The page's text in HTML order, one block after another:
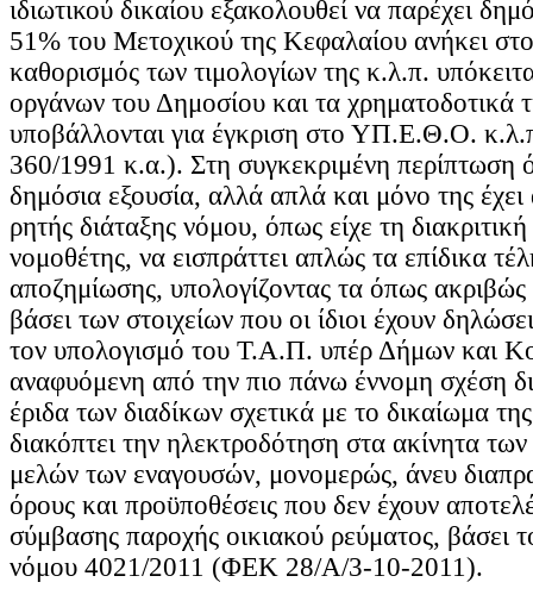
ιδιωτικού δικαίου εξακολουθεί να παρέχει
51% του Μετοχικού της Κεφαλαίου ανήκει
καθορισμός των τιμολογίων της κ.λ.π.
οργάνων του Δημοσίου και τα χρηματοδοτικά
υποβάλλονται για έγκριση στο ΥΠ.Ε.Θ.Ο.
360/1991 κ.α.). Στη συγκεκριμένη περίπτωση
δημόσια εξουσία, αλλά απλά και μόνο της έχει
ρητής διάταξης νόμου, όπως είχε τη
νομοθέτης, να εισπράττει απλώς τα επίδικα
αποζημίωσης, υπολογίζοντας τα όπως
βάσει των στοιχείων που οι ίδιοι έχουν
τον υπολογισμό του Τ.Α.Π. υπέρ Δήμων και
αναφυόμενη από την πιο πάνω έννομη σχέση
έριδα των διαδίκων σχετικά με το δικαίωμα
διακόπτει την ηλεκτροδότηση στα ακίνητα
μελών των εναγουσών, μονομερώς, άνευ
όρους και προϋποθέσεις που δεν έχουν
σύμβασης παροχής οικιακού ρεύματος, βάσει
νόμου 4021/2011 (ΦΕΚ 28/Α/3-10-2011).